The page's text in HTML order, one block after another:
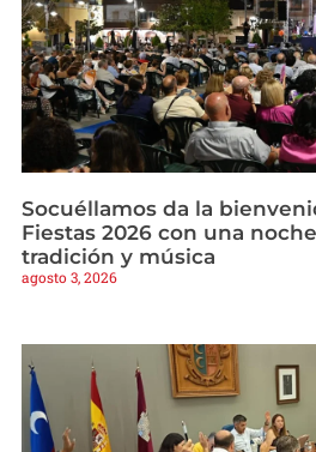
Socuéllamos da la
Fiestas 2026 con una
tradición y música
agosto 3, 2026